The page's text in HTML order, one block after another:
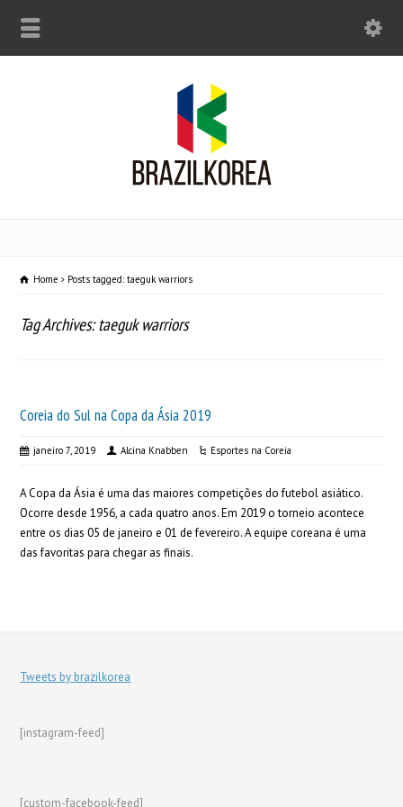
Home Posts tagged: taeguk warriors
Tag Archives: taeguk warriors
Coreia do Sul na Copa da Ásia 2019
janeiro 7, 2019 Alcina Knabben Esportes na Coreia
A Copa da Ásia é uma das maiores competições do futebol asiático.
Ocorre desde 1956, a cada quatro anos. Em 2019 o torneio acontece
entre os dias 05 de janeiro e 01 de fevereiro. A equipe coreana é uma
das favoritas para chegar as finais.
Tweets by brazilkorea
[instagram-feed]
[custom-facebook-feed]